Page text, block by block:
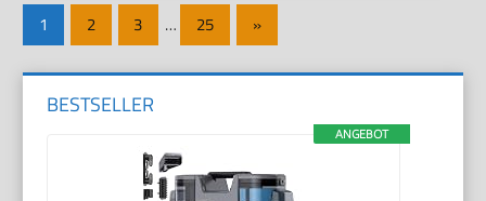
Seitennummerierung
der
Beiträge
1 2 3 … 25
Nächste
Beiträge
»
BESTSELLER
ANGEBOT